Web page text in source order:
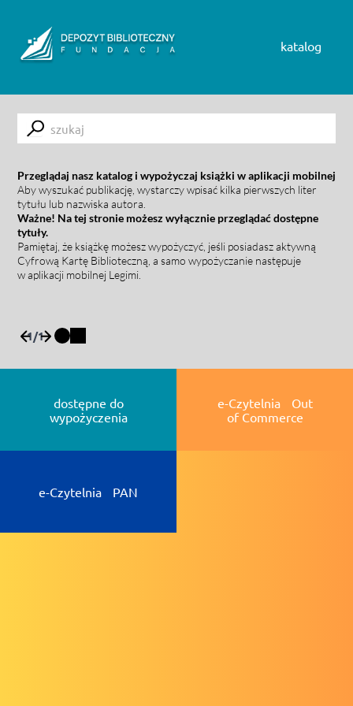
katalog
Submit
Przeglądaj nasz katalog i wypożyczaj książki w aplikacji mobilnej
Aby wyszukać publikację, wystarczy wpisać kilka pierwszych liter
tytułu lub nazwiska autora.
Ważne! Na tej stronie możesz wyłącznie przeglądać dostępne
tytuły.
Pamiętaj, że książkę możesz wypożyczyć, jeśli posiadasz aktywną
Cyfrową Kartę Biblioteczną, a samo wypożyczanie następuje
w aplikacji mobilnej Legimi.
1/1
dostępne do
wypożyczenia
e-Czytelnia Out
of Commerce
e-Czytelnia PAN